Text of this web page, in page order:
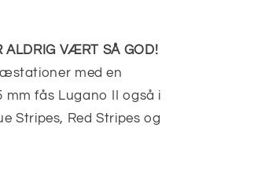
ALDRIG VÆRT SÅ GOD!
med en
fås Lugano II også i
Stripes, Red Stripes og